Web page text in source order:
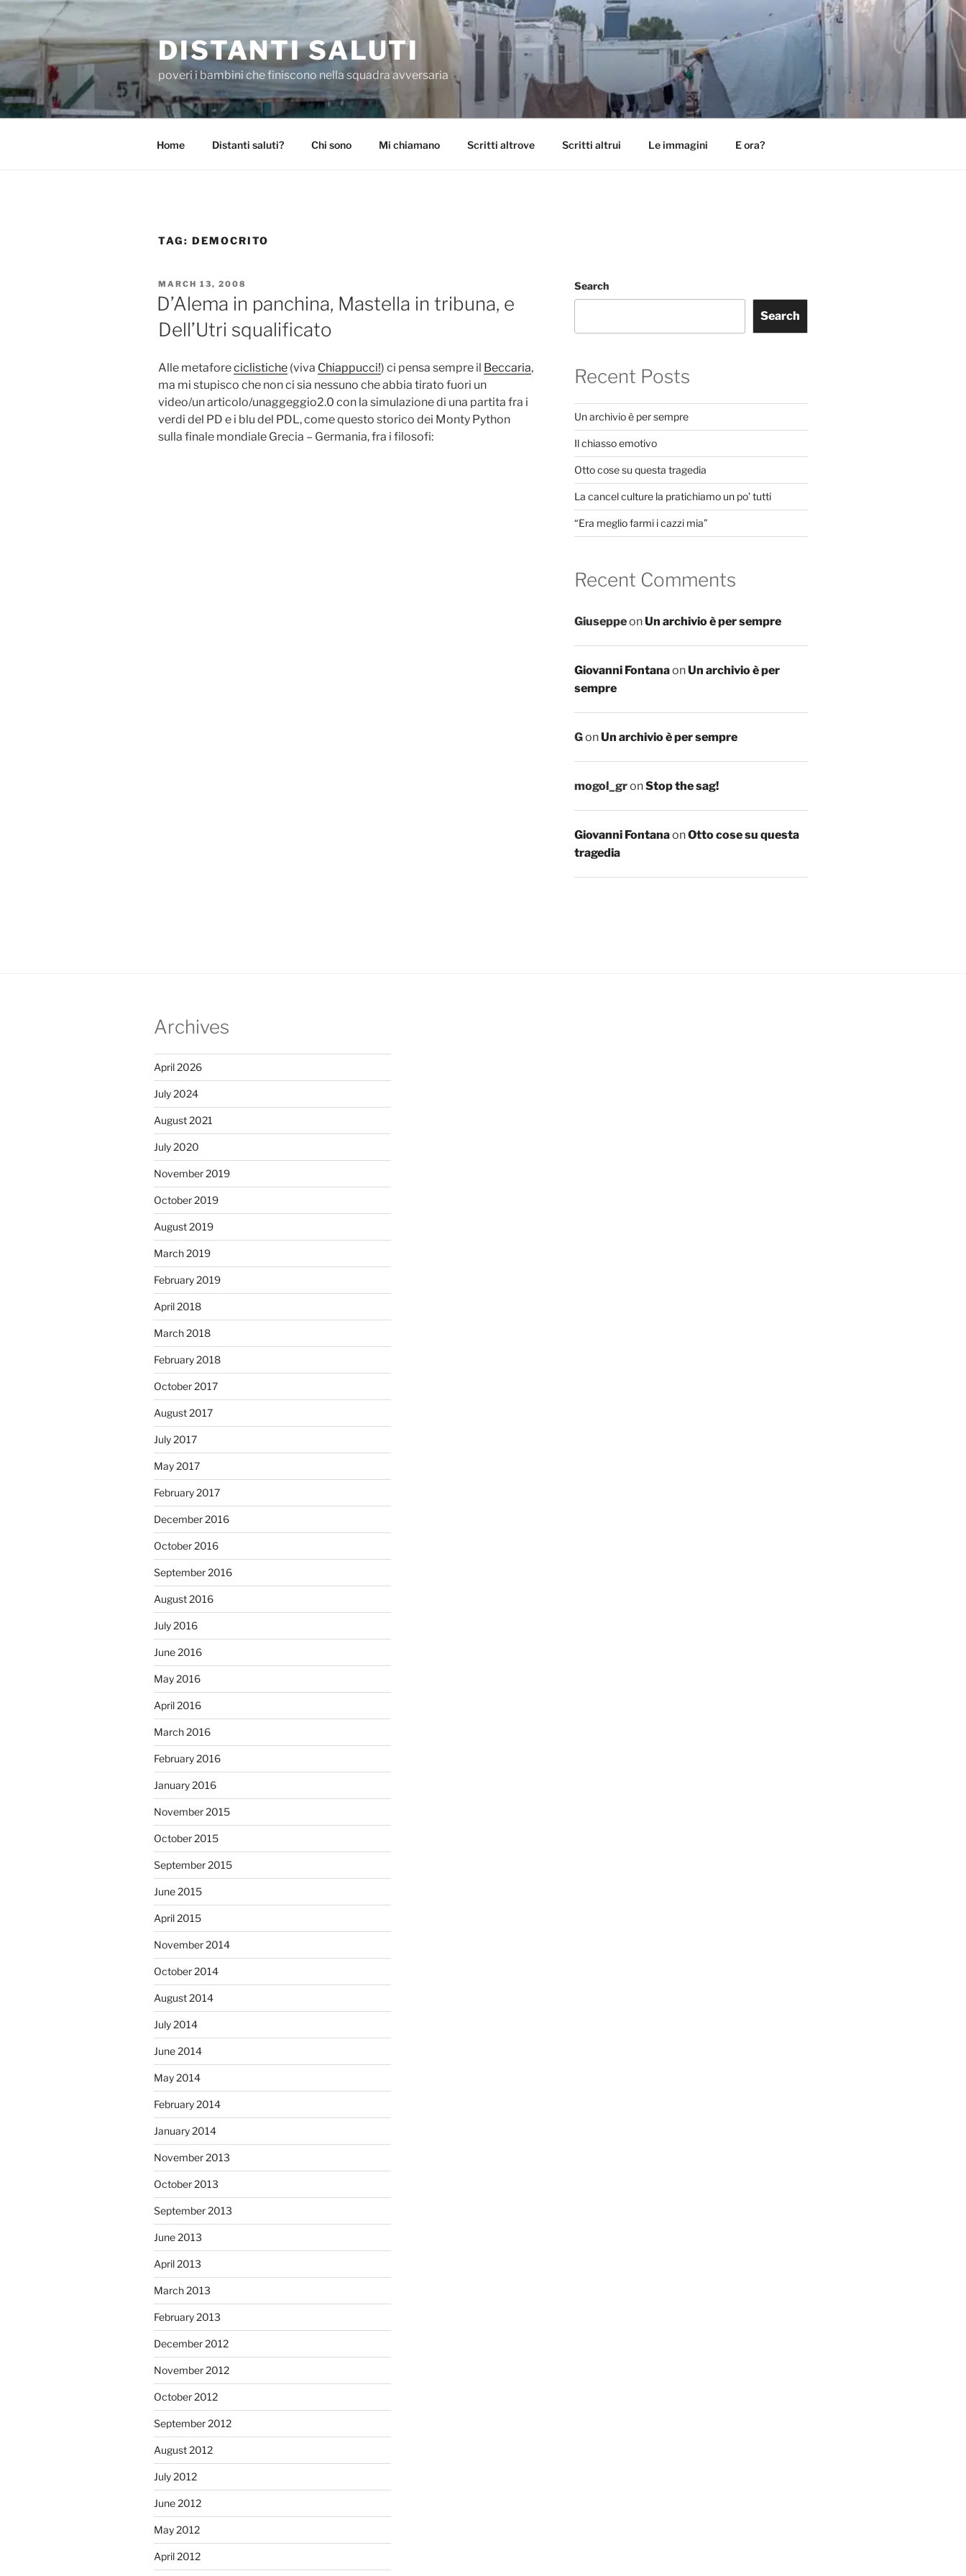
content
DISTANTI SALUTI
poveri i bambini che finiscono nella squadra avversaria
Home Distanti saluti? Chi sono Mi chiamano Scritti altrove Scritti altrui Le immagini E ora?
TAG: DEMOCRITO
POSTED
ON
MARCH 13, 2008
D’Alema in panchina, Mastella in tribuna, e
Dell’Utri squalificato
Alle metaforeciclistiche (viva Chiappucci!) ci pensa sempre il Beccaria,
ma mi stupisco che non ci sia nessuno che abbia tirato fuori un
video/un articolo/unaggeggio2.0 con la simulazione di una partita fra i
verdi del PD e i blu del PDL, come questo storico dei Monty Python
sulla finale mondiale Grecia – Germania, fra i filosofi:
Search
Search
Recent Posts
Un archivio è per sempre
Il chiasso emotivo
Otto cose su questa tragedia
La cancel culture la pratichiamo un po’ tutti
“Era meglio farmi i cazzi mia”
Recent Comments
GiuseppeonUn archivio è per sempre
Giovanni FontanaonUn archivio è per
sempre
GonUn archivio è per sempre
mogol_gronStop the sag!
Giovanni FontanaonOtto cose su questa
tragedia
Archives
April 2026
July 2024
August 2021
July 2020
November 2019
October 2019
August 2019
March 2019
February 2019
April 2018
March 2018
February 2018
October 2017
August 2017
July 2017
May 2017
February 2017
December 2016
October 2016
September 2016
August 2016
July 2016
June 2016
May 2016
April 2016
March 2016
February 2016
January 2016
November 2015
October 2015
September 2015
June 2015
April 2015
November 2014
October 2014
August 2014
July 2014
June 2014
May 2014
February 2014
January 2014
November 2013
October 2013
September 2013
June 2013
April 2013
March 2013
February 2013
December 2012
November 2012
October 2012
September 2012
August 2012
July 2012
June 2012
May 2012
April 2012